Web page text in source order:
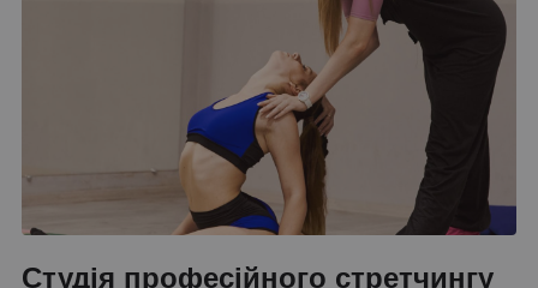
Студія професійного стретчингу